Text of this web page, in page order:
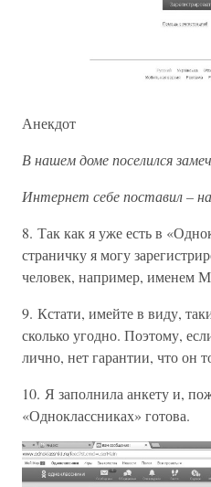
Анекдот
В нашем доме поселился
Интернет себе поставил –
8. Так как я уже есть в
страничку я могу
человек, например, именем
9. Кстати, имейте в виду,
сколько угодно. Поэтому,
лично, нет гарантии, что он
10. Я заполнила анкету и,
«Одноклассниках» готова.